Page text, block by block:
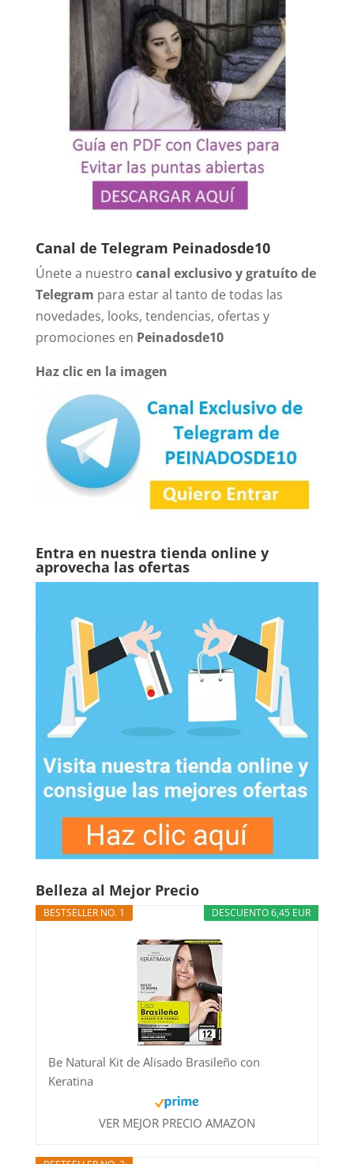
Canal de Telegram Peinadosde10
Únete a nuestro canal exclusivo y gratuíto de
Telegram para estar al tanto de todas las
novedades, looks, tendencias, ofertas y
promociones en Peinadosde10
Haz clic en la imagen
Entra en nuestra tienda online y
aprovecha las ofertas
Belleza al Mejor Precio
DESCUENTO 6,45 EUR
BESTSELLER NO. 1
Be Natural Kit de Alisado Brasileño con
Keratina
VER MEJOR PRECIO AMAZON